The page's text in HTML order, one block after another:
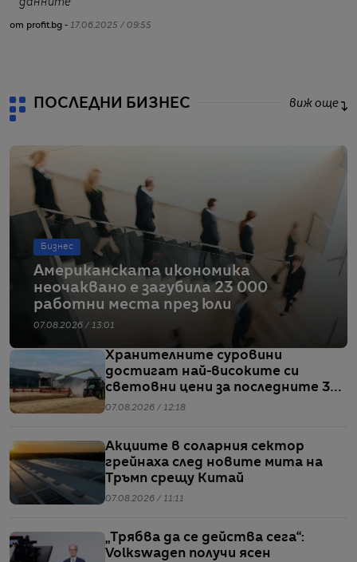
данните
от profit.bg - 17.06.2025 / 09:55
ПОСЛЕДНИ БИЗНЕС виж още
Бизнес
Американската икономика
неочаквано е загубила 23 000
работни места през юли
07.08.2026 / 13:01
Хранителните суровини
достигат най-високите си
световни цени за последните 3
години
07.08.2026 / 12:18
Акциите в соларния сектор
грейнаха след новите мита на
Тръмп срещу Китай
07.08.2026 / 11:11
„Трябва да се действа сега“:
Volkswagen получи ясен